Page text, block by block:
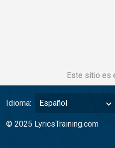
Este sitio es
Idioma: Español
© 2025 LyricsTraining.com